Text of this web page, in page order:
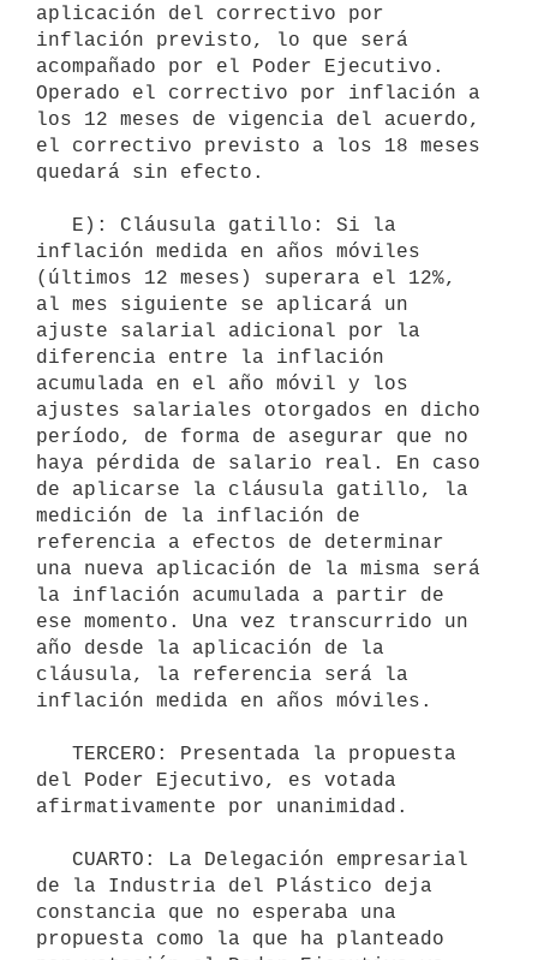
aplicación del correctivo por
inflación previsto, lo que será
acompañado por el Poder Ejecutivo.
Operado el correctivo por inflación a
los 12 meses de vigencia del acuerdo,
el correctivo previsto a los 18 meses
quedará sin efecto.
inflación medida en años móviles
(últimos 12 meses) superara el 12%,
al mes siguiente se aplicará un
ajuste salarial adicional por la
diferencia entre la inflación
acumulada en el año móvil y los
ajustes salariales otorgados en dicho
período, de forma de asegurar que no
haya pérdida de salario real. En caso
de aplicarse la cláusula gatillo, la
medición de la inflación de
referencia a efectos de determinar
una nueva aplicación de la misma será
la inflación acumulada a partir de
ese momento. Una vez transcurrido un
año desde la aplicación de la
cláusula, la referencia será la
inflación medida en años móviles.
del Poder Ejecutivo, es votada
afirmativamente por unanimidad.
de la Industria del Plástico deja
constancia que no esperaba una
propuesta como la que ha planteado